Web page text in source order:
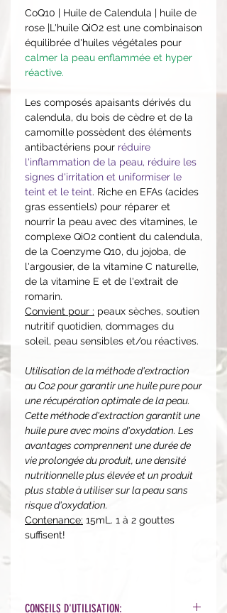
CoQ10 | Huile de Calendula | huile de
rose |L'huile QiO2 est une combinaison
équilibrée d'huiles végétales pour
calmer la peau enflammée et hyper
réactive.
Les composés apaisants dérivés du
calendula, du bois de cèdre et de la
camomille possèdent des éléments
antibactériens pour réduire
l'inflammation de la peau, réduire les
signes d'irritation et uniformiser le
teint et le teint. Riche en EFAs (acides
gras essentiels) pour réparer et
nourrir la peau avec des vitamines, le
complexe QiO2 contient du calendula,
de la Coenzyme Q10, du jojoba, de
l'argousier, de la vitamine C naturelle,
de la vitamine E et de l'extrait de
romarin.
Convient pour : peaux sèches, soutien
nutritif quotidien, dommages du
soleil, peau sensibles et/ou réactives.
Utilisation de la méthode d'extraction
au Co2 pour garantir une huile pure pour
une récupération optimale de la peau.
Cette méthode d'extraction garantit une
huile pure avec moins d'oxydation. Les
avantages comprennent une durée de
vie prolongée du produit, une densité
nutritionnelle plus élevée et un produit
plus stable à utiliser sur la peau sans
risque d'oxydation.
Contenance: 15mL. 1 à 2 gouttes
suffisent!
CONSEILS D'UTILISATION: